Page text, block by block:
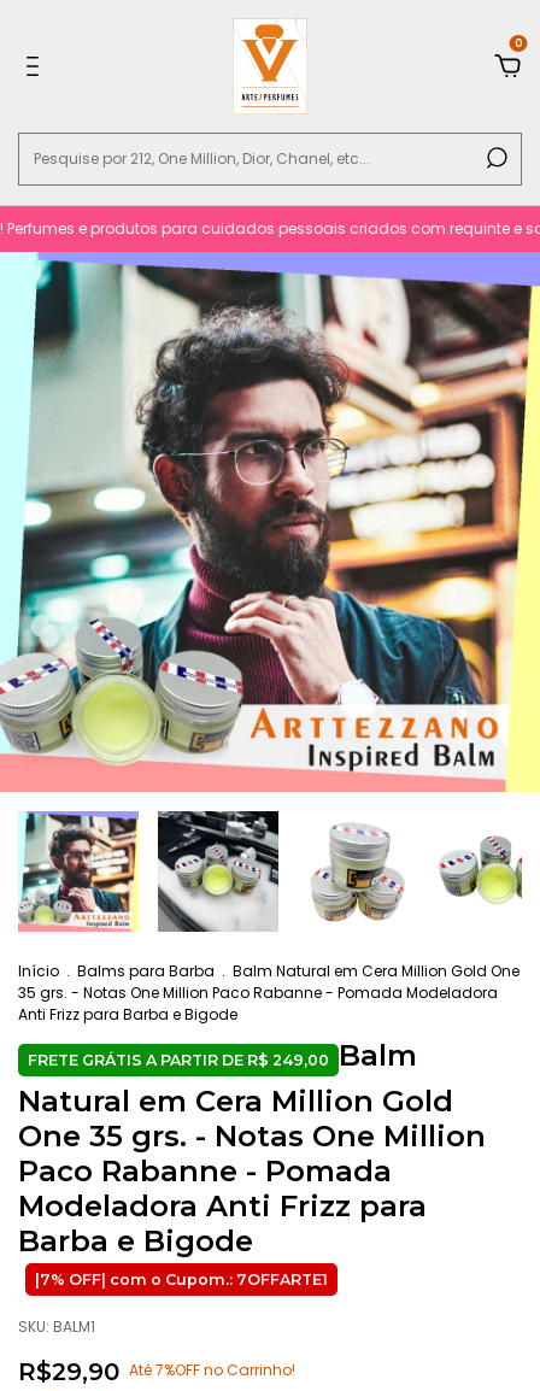
0
e produtos para cuidados pessoais criados com requinte e
Início . Balms para Barba . Balm Natural em Cera Million Gold One
35 grs. - Notas One Million Paco Rabanne - Pomada Modeladora
Anti Frizz para Barba e Bigode
Balm
Natural em Cera Million Gold
One 35 grs. - Notas One Million
Paco Rabanne - Pomada
Modeladora Anti Frizz para
Barba e Bigode
SKU: BALM1
R$29,90 Até 7%OFF no Carrinho!